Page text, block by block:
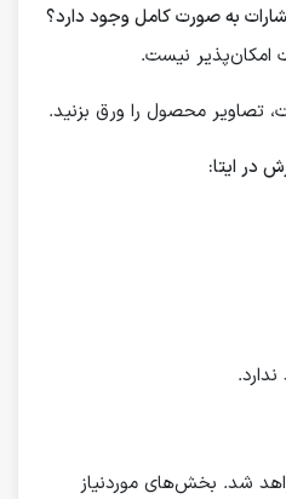
به صورت کامل وجود دارد؟
امکان‌پذیر نیست.
تصاویر محصول را ورق بزنید.
در ایتا:
شد. بخش‌های موردنیاز